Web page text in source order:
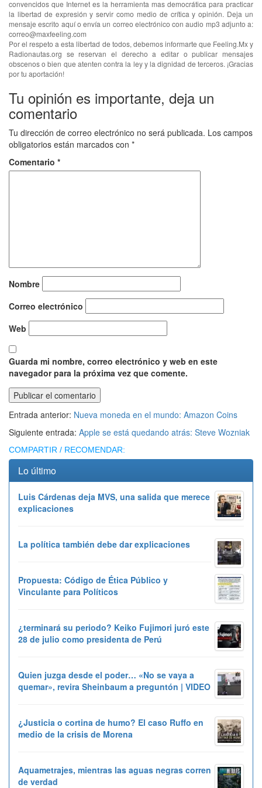
convencidos que Internet es la herramienta mas democrática para practicar
la libertad de expresión y servir como medio de crítica y opinión. Deja un
mensaje escrito aquí o envía un correo electrónico con audio mp3 adjunto a:
correo@maxfeeling.com
Por el respeto a esta libertad de todos, debemos informarte que Feeling.Mx y
Radionautas.org se reservan el derecho a editar o publicar mensajes
obscenos o bien que atenten contra la ley y la dignidad de terceros. ¡Gracias
por tu aportación!
Tu opinión es importante, deja un
comentario
Tu dirección de correo electrónico no será publicada. Los campos
obligatorios están marcados con *
Comentario *
Nombre
Correo electrónico
Web
Guarda mi nombre, correo electrónico y web en este
navegador para la próxima vez que comente.
Entrada anterior: Nueva moneda en el mundo: Amazon Coins
Siguiente entrada: Apple se está quedando atrás: Steve Wozniak
COMPARTIR / RECOMENDAR:
Lo último
Luis Cárdenas deja MVS, una salida que merece
explicaciones
La política también debe dar explicaciones
Propuesta: Código de Ética Público y
Vinculante para Políticos
¿terminará su periodo? Keiko Fujimori juró este
28 de julio como presidenta de Perú
Quien juzga desde el poder… «No se vaya a
quemar», revira Sheinbaum a preguntón | VIDEO
¿Justicia o cortina de humo? El caso Ruffo en
medio de la crisis de Morena
Aquametrajes, mientras las aguas negras corren
de verdad